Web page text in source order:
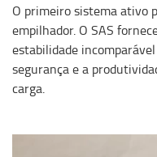
O primeiro sistema ativo
empilhador. O SAS
estabilidade
segurança e a
carga.